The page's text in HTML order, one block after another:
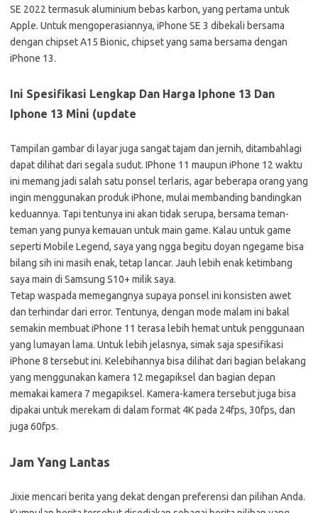
SE 2022 termasuk aluminium bebas karbon, yang pertama untuk
Apple. Untuk mengoperasiannya, iPhone SE 3 dibekali bersama
dengan chipset A15 Bionic, chipset yang sama bersama dengan
iPhone 13.
Ini Spesifikasi Lengkap Dan Harga Iphone 13 Dan
Iphone 13 Mini (update
Tampilan gambar di layar juga sangat tajam dan jernih, ditambahlagi
dapat dilihat dari segala sudut. IPhone 11 maupun iPhone 12 waktu
ini memang jadi salah satu ponsel terlaris, agar beberapa orang yang
ingin menggunakan produk iPhone, mulai membanding bandingkan
keduannya. Tapi tentunya ini akan tidak serupa, bersama teman-
teman yang punya kemauan untuk main game. Kalau untuk game
seperti Mobile Legend, saya yang ngga begitu doyan ngegame bisa
bilang sih ini masih enak, tetap lancar. Jauh lebih enak ketimbang
saya main di Samsung S10+ milik saya.
Tetap waspada memegangnya supaya ponsel ini konsisten awet
dan terhindar dari error. Tentunya, dengan mode malam ini bakal
semakin membuat iPhone 11 terasa lebih hemat untuk penggunaan
yang lumayan lama. Untuk lebih jelasnya, simak saja spesifikasi
iPhone 8 tersebut ini. Kelebihannya bisa dilihat dari bagian belakang
yang menggunakan kamera 12 megapiksel dan bagian depan
memakai kamera 7 megapiksel. Kamera-kamera tersebut juga bisa
dipakai untuk merekam di dalam format 4K pada 24fps, 30fps, dan
juga 60fps.
Jam Yang Lantas
Jixie mencari berita yang dekat dengan preferensi dan pilihan Anda.